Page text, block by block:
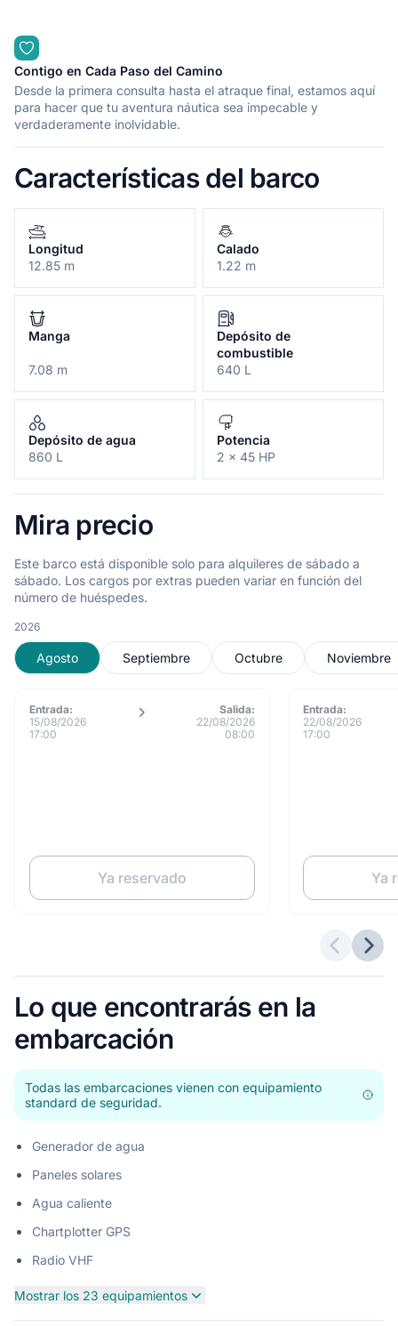
Contigo en Cada Paso del Camino
Desde la primera consulta hasta el atraque final, estamos aquí
para hacer que tu aventura náutica sea impecable y
verdaderamente inolvidable.
Características del barco
Longitud
12.85 m
Calado
1.22 m
Manga
7.08 m
Depósito de
combustible
640 L
Depósito de agua
860 L
Potencia
2 x 45 HP
Mira precio
Este barco está disponible solo para alquileres de sábado a
sábado. Los cargos por extras pueden variar en función del
número de huéspedes.
2026
Agosto Septiembre Octubre Noviembre
Entrada:
15/08/2026
17:00
Salida:
22/08/2026
08:00
Ya reservado
Entrada:
22/08/2026
17:00
Ya
Lo que encontrarás en la
embarcación
Todas las embarcaciones vienen con equipamiento
standard de seguridad.
Generador de agua
Paneles solares
Agua caliente
Chartplotter GPS
Radio VHF
Mostrar los 23 equipamientos